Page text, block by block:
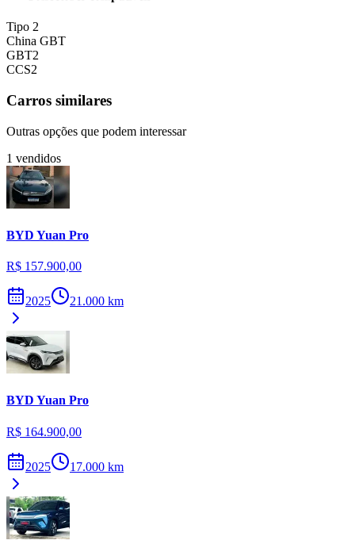
Tipo 2
China GBT
GBT2
CCS2
Carros similares
Outras opções que podem interessar
1 vendidos
BYD Yuan Pro
R$ 157.900,00
2025 21.000 km
BYD Yuan Pro
R$ 164.900,00
2025 17.000 km